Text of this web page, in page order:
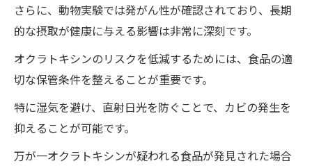
さらに、動物実験では発がん性が確認されており、長期
的な摂取が健康に与える影響は非常に深刻です。
オクラトキシンのリスクを低減するためには、食品の適
切な保管条件を整えることが重要です。
特に湿気を避け、直射日光を防ぐことで、カビの発生を
抑えることが可能です。
万が一オクラトキシンが疑われる食品が発見された場合